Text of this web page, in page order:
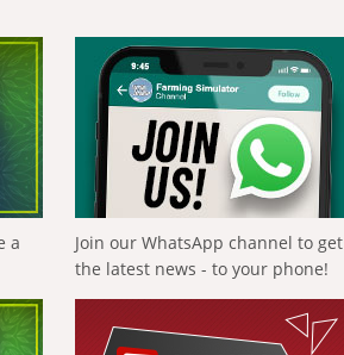
a
Join our WhatsApp channel to get
the latest news - to your phone!